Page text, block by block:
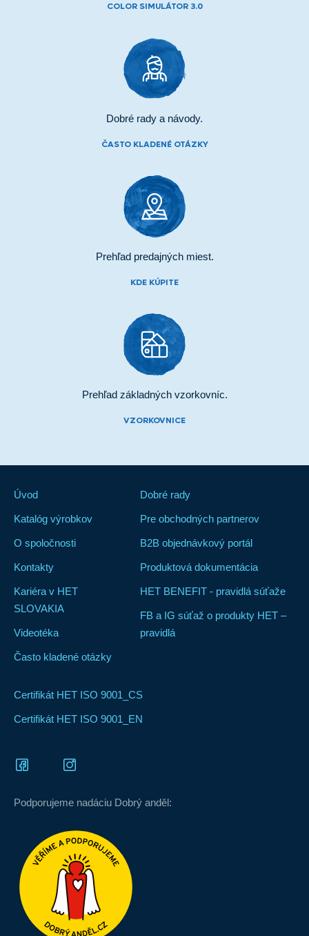
COLOR SIMULÁTOR 3.0
Dobré rady a návody.
ČASTO KLADENÉ OTÁZKY
Prehľad predajných miest.
KDE KÚPITE
Prehľad základných vzorkovníc.
VZORKOVNICE
Úvod
Katalóg výrobkov
O spoločnosti
Kontakty
Kariéra v HET
SLOVAKIA
Videotéka
Často kladené otázky
Dobré rady
Pre obchodných partnerov
B2B objednávkový portál
Produktová dokumentácia
HET BENEFIT - pravidlá súťaže
FB a IG súťaž o produkty HET –
pravidlá
Certifikát HET ISO 9001_CS
Certifikát HET ISO 9001_EN
Podporujeme nadáciu Dobrý anděl: